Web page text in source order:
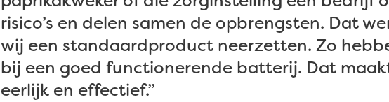
risico’s en delen samen de opbrengsten. Dat
wij een standaardproduct neerzetten. Zo
bij een goed functionerende batterij. Dat
eerlijk en effectief.”